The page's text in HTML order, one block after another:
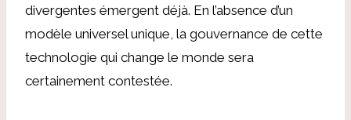
divergentes émergent déjà. En l’absence d’un
modèle universel unique, la gouvernance de cette
technologie qui change le monde sera
certainement contestée.